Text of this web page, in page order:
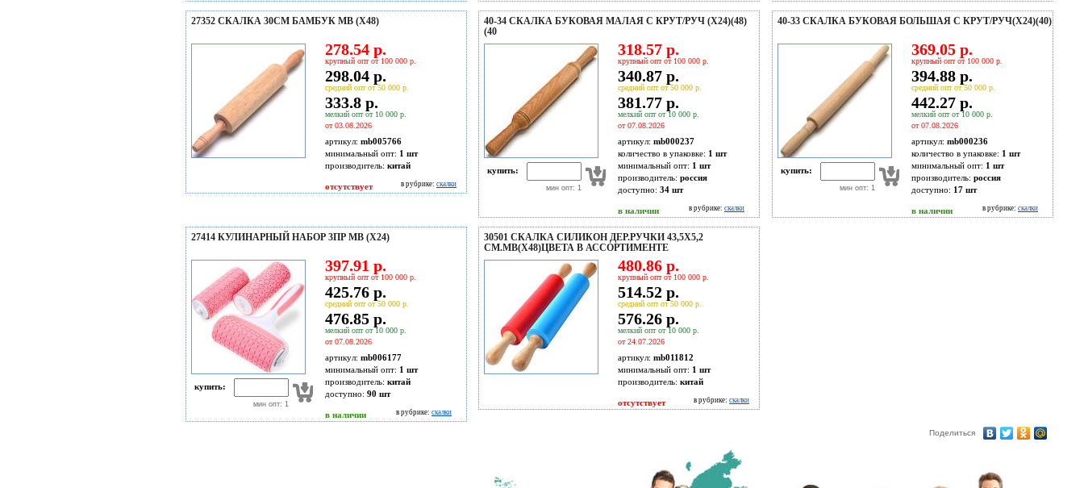
27352 СКАЛКА 30СМ БАМБУК MB (Х48)
278.54 р.
крупный опт от 100 000 р.
298.04 р.
средний опт от 50 000 р.
333.8 р.
мелкий опт от 10 000 р.
от 03.08.2026
артикул: mb005766
минимальный опт: 1 шт
производитель: китай
отсутствует в рубрике: скалки
40-34 СКАЛКА БУКОВАЯ МАЛАЯ С КРУТ/РУЧ (Х24)(48)
(40
купить:
мин опт: 1
318.57 р.
крупный опт от 100 000 р.
340.87 р.
средний опт от 50 000 р.
381.77 р.
мелкий опт от 10 000 р.
от 07.08.2026
артикул: mb000237
количество в упаковке: 1 шт
минимальный опт: 1 шт
производитель: россия
доступно: 34 шт
в наличии в рубрике: скалки
40-33 СКАЛКА БУКОВАЯ БОЛЬШАЯ С КРУТ/РУЧ(Х24)(40)
купить:
мин опт: 1
369.05 р.
крупный опт от 100 000 р.
394.88 р.
средний опт от 50 000 р.
442.27 р.
мелкий опт от 10 000 р.
от 07.08.2026
артикул: mb000236
количество в упаковке: 1 шт
минимальный опт: 1 шт
производитель: россия
доступно: 17 шт
в наличии в рубрике: скалки
27414 КУЛИНАРНЫЙ НАБОР 3ПР MB (Х24)
купить:
мин опт: 1
397.91 р.
крупный опт от 100 000 р.
425.76 р.
средний опт от 50 000 р.
476.85 р.
мелкий опт от 10 000 р.
от 07.08.2026
артикул: mb006177
минимальный опт: 1 шт
производитель: китай
доступно: 90 шт
в наличии в рубрике: скалки
30501 СКАЛКА СИЛИКОН ДЕР.РУЧКИ 43,5Х5,2
СМ.MB(Х48)ЦВЕТА В АССОРТИМЕНТЕ
480.86 р.
крупный опт от 100 000 р.
514.52 р.
средний опт от 50 000 р.
576.26 р.
мелкий опт от 10 000 р.
от 24.07.2026
артикул: mb011812
минимальный опт: 1 шт
производитель: китай
отсутствует в рубрике: скалки
Поделиться